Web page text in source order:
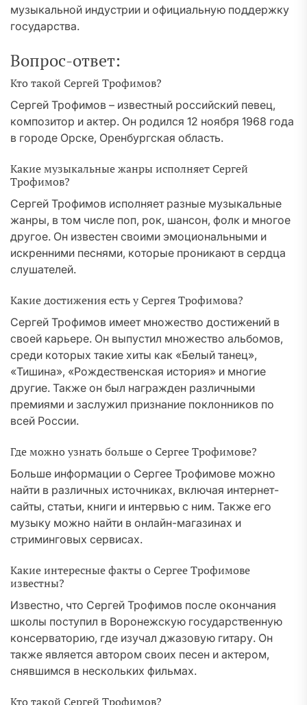
музыкальной индустрии и официальную поддержку
государства.
Вопрос-ответ:
Кто такой Сергей Трофимов?
Сергей Трофимов – известный российский певец,
композитор и актер. Он родился 12 ноября 1968 года
в городе Орске, Оренбургская область.
Какие музыкальные жанры исполняет Сергей
Трофимов?
Сергей Трофимов исполняет разные музыкальные
жанры, в том числе поп, рок, шансон, фолк и многое
другое. Он известен своими эмоциональными и
искренними песнями, которые проникают в сердца
слушателей.
Какие достижения есть у Сергея Трофимова?
Сергей Трофимов имеет множество достижений в
своей карьере. Он выпустил множество альбомов,
среди которых такие хиты как «Белый танец»,
«Тишина», «Рождественская история» и многие
другие. Также он был награжден различными
премиями и заслужил признание поклонников по
всей России.
Где можно узнать больше о Сергее Трофимове?
Больше информации о Сергее Трофимове можно
найти в различных источниках, включая интернет-
сайты, статьи, книги и интервью с ним. Также его
музыку можно найти в онлайн-магазинах и
стриминговых сервисах.
Какие интересные факты о Сергее Трофимове
известны?
Известно, что Сергей Трофимов после окончания
школы поступил в Воронежскую государственную
консерваторию, где изучал джазовую гитару. Он
также является автором своих песен и актером,
снявшимся в нескольких фильмах.
Кто такой Сергей Трофимов?